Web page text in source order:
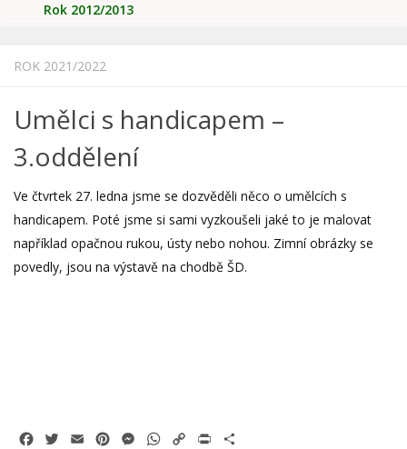
ROK 2021/2022
Umělci s handicapem –
3.oddělení
Ve čtvrtek 27. ledna jsme se dozvěděli něco o umělcích s
handicapem. Poté jsme si sami vyzkoušeli jaké to je malovat
například opačnou rukou, ústy nebo nohou. Zimní obrázky se
povedly, jsou na výstavě na chodbě ŠD.
FacebookTwitterEmail PinterestMessenger
WhatsApp
Copy
Print
Rok 2012/2013